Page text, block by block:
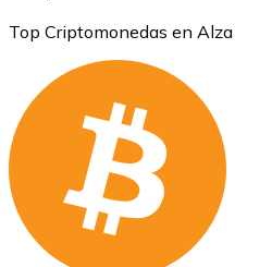
Top Criptomonedas en Alza